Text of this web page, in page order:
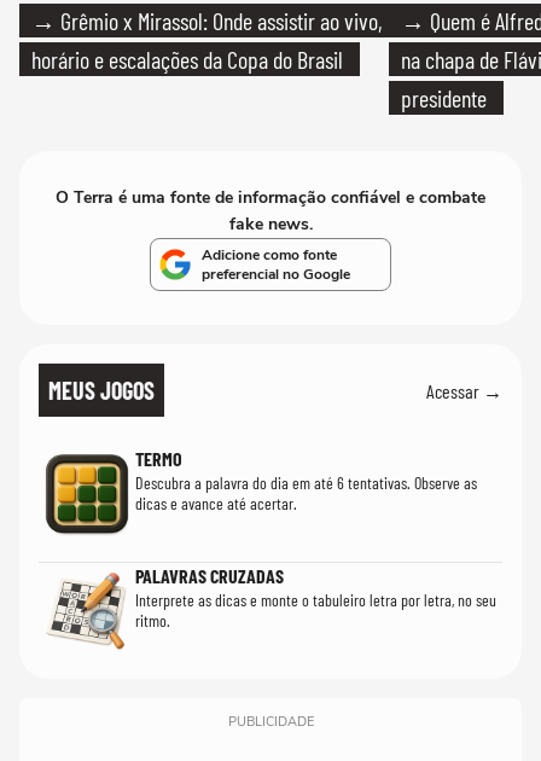
→ Grêmio x Mirassol: Onde assistir ao vivo,
horário e escalações da Copa do Brasil
→ Quem é
na chapa de
presidente
O Terra é uma fonte de informação confiável e combate
fake news.
Adicione como fonte
preferencial no Google
MEUS JOGOS Acessar →
TERMO
Descubra a palavra do dia em até 6 tentativas. Observe as
dicas e avance até acertar.
PALAVRAS CRUZADAS
Interprete as dicas e monte o tabuleiro letra por letra, no seu
ritmo.
PUBLICIDADE